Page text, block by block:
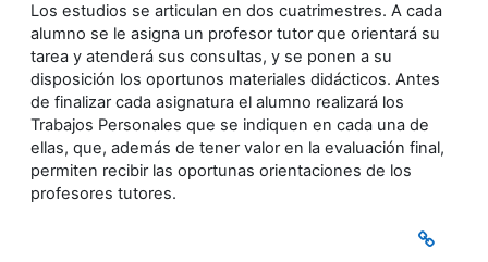
Los estudios se articulan en dos cuatrimestres. A cada
alumno se le asigna un profesor tutor que orientará su
tarea y atenderá sus consultas, y se ponen a su
disposición los oportunos materiales didácticos. Antes
de finalizar cada asignatura el alumno realizará los
Trabajos Personales que se indiquen en cada una de
ellas, que, además de tener valor en la evaluación final,
permiten recibir las oportunas orientaciones de los
profesores tutores.